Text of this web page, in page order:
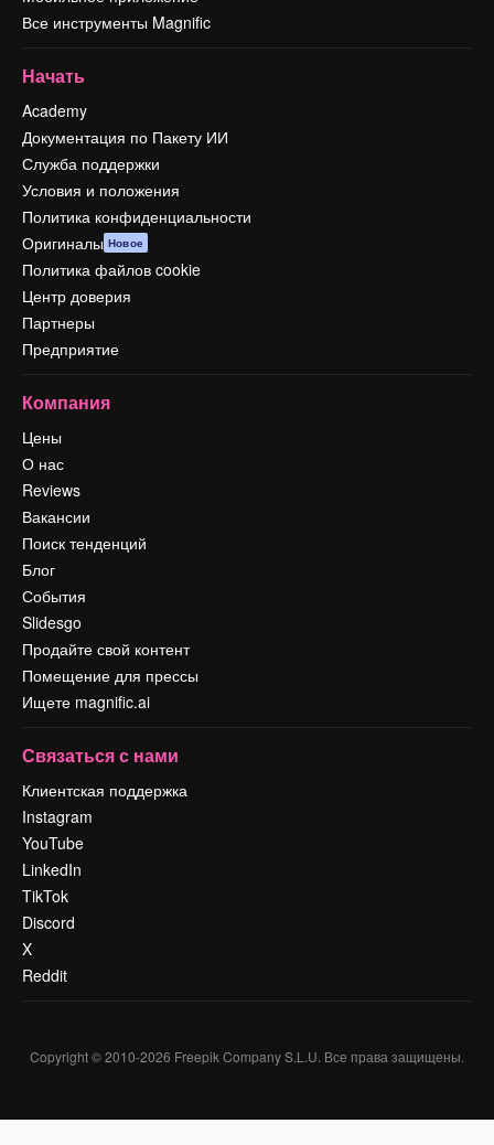
Все инструменты Magnific
Начать
Academy
Документация по Пакету ИИ
Служба поддержки
Условия и положения
Политика конфиденциальности
Оригиналы Новое
Политика файлов cookie
Центр доверия
Партнеры
Предприятие
Компания
Цены
О нас
Reviews
Вакансии
Поиск тенденций
Блог
События
Slidesgo
Продайте свой контент
Помещение для прессы
Ищете magnific.ai
Связаться с нами
Клиентская поддержка
Instagram
YouTube
LinkedIn
TikTok
Discord
X
Reddit
Copyright © 2010-2026 Freepik Company S.L.U. Все права защищены.